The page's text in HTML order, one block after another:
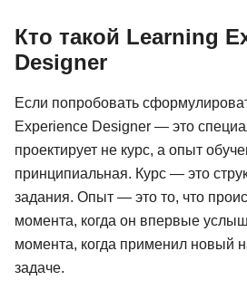
Кто такой Learning
Designer
Если попробовать
Experience Designer — это
проектирует не курс, а опыт
принципиальная. Курс — это
задания. Опыт — это то, что
момента, когда он впервые
момента, когда применил новый
задаче.